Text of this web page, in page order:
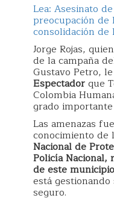
Lea: Asesinato
preocupación
consolidación de
Jorge Rojas,
de la campaña
Gustavo Petro,
Espectadorque
Colombia
grado
Las amenazas
conocimiento de
Nacional de
Policía Nacional,
de este municipio
está
seguro.